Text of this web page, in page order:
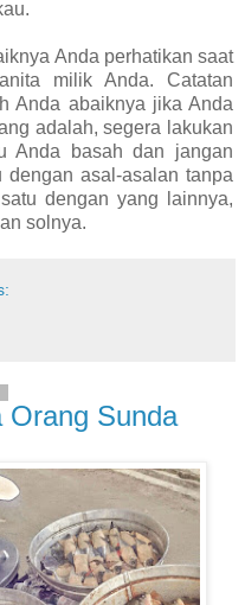
Anda perhatikan saat
milik Anda. Catatan
Anda abaiknya jika Anda
adalah, segera lakukan
Anda basah dan jangan
dengan asal-asalan tanpa
dengan yang lainnya,
solnya.
Orang Sunda